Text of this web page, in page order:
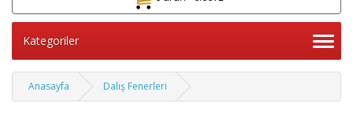
Kategoriler
Anasayfa Dalış Fenerleri